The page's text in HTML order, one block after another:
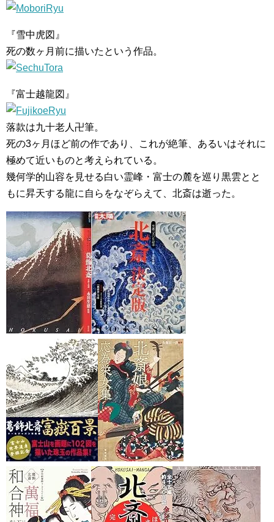
『雪中虎図』
死の数ヶ月前に描いたという作品。
『富士越龍図』
落款は九十老人卍筆。
死の3ヶ月ほど前の作であり、これが絶筆、あるいはそれに
極めて近いものと考えられている。
幾何学的山容を見せる白い霊峰・富士の麓を巡り黒雲とと
もに昇天する龍に自らをなぞらえて、北斎は逝った。